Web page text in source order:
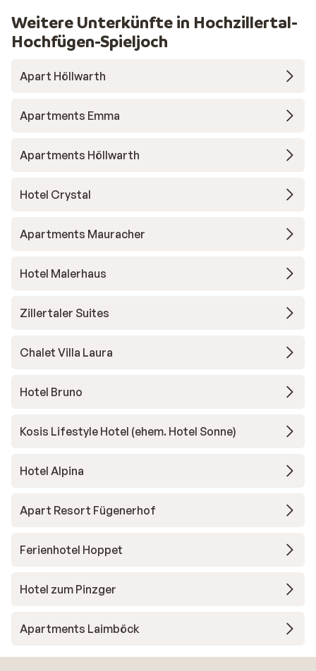
Weitere Unterkünfte in Hochzillertal-
Hochfügen-Spieljoch
Apart Höllwarth
Apartments Emma
Apartments Höllwarth
Hotel Crystal
Apartments Mauracher
Hotel Malerhaus
Zillertaler Suites
Chalet Villa Laura
Hotel Bruno
Kosis Lifestyle Hotel (ehem. Hotel Sonne)
Hotel Alpina
Apart Resort Fügenerhof
Ferienhotel Hoppet
Hotel zum Pinzger
Apartments Laimböck